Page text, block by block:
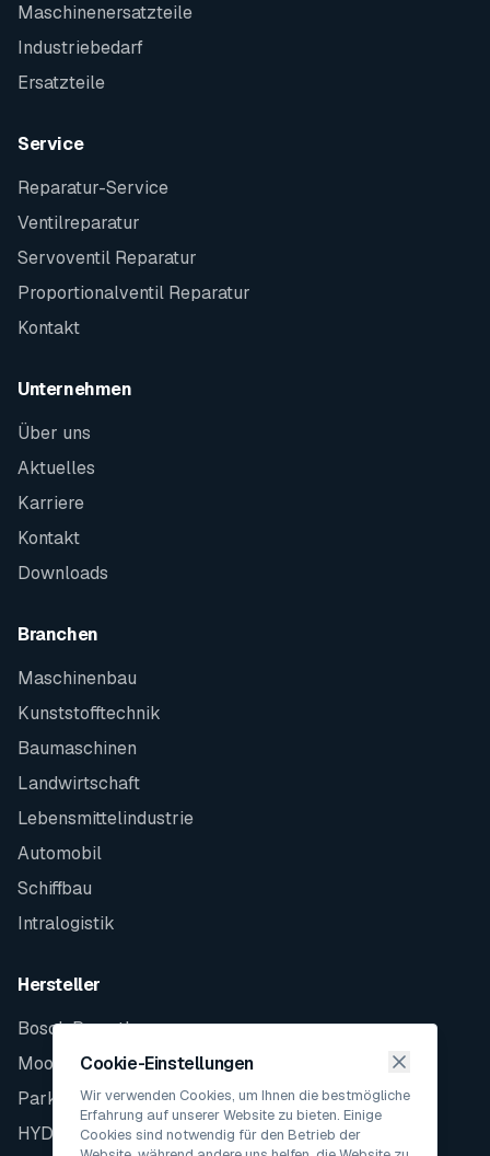
Maschinenersatzteile
Industriebedarf
Ersatzteile
Service
Reparatur-Service
Ventilreparatur
Servoventil Reparatur
Proportionalventil Reparatur
Kontakt
Unternehmen
Über uns
Aktuelles
Karriere
Kontakt
Downloads
Branchen
Maschinenbau
Kunststofftechnik
Baumaschinen
Landwirtschaft
Lebensmittelindustrie
Automobil
Schiffbau
Intralogistik
Hersteller
Bosch Rexroth
Moog
Parker
HYDAC
Cookie-Einstellungen
Wir verwenden Cookies, um Ihnen die bestmögliche
Erfahrung auf unserer Website zu bieten. Einige
Cookies sind notwendig für den Betrieb der